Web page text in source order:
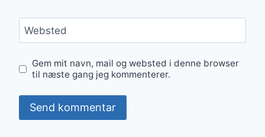
Websted
Gem mit navn, mail og websted i denne browser
til næste gang jeg kommenterer.